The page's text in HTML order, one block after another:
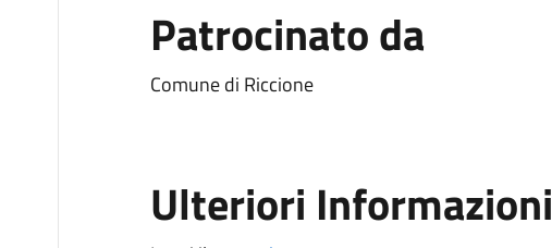
Patrocinato da
Comune di Riccione
Ulteriori Informazioni